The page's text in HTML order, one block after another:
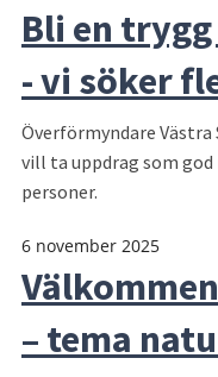
Bli en
- vi söker
Överförmyndare
vill ta uppdrag som
personer.
6 november 2025
– tema